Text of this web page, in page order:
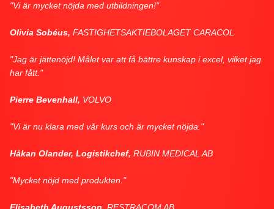
"Vi är mycket nöjda med utbildningen!"
Olivia Sobéus, FASTIGHETSAKTIEBOLAGET CARACOL
"Jag är jättenöjd! Målet var att få bättre kunskap i excel, vilket jag
har fått."
Pierre Bevenhall, VOLVO
"Vi är nu klara med vår kurs och är mycket nöjda."
Håkan Olander, Logistikchef, RUBIN MEDICAL AB
"Mycket nöjd med produkten."